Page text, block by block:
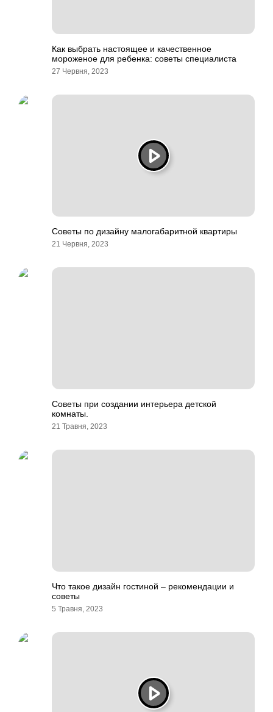
Как выбрать настоящее и качественное
мороженое для ребенка: советы специалиста
27 Червня, 2023
Советы по дизайну малогабаритной квартиры
21 Червня, 2023
Советы при создании интерьера детской
комнаты.
21 Травня, 2023
Что такое дизайн гостиной – рекомендации и
советы
5 Травня, 2023